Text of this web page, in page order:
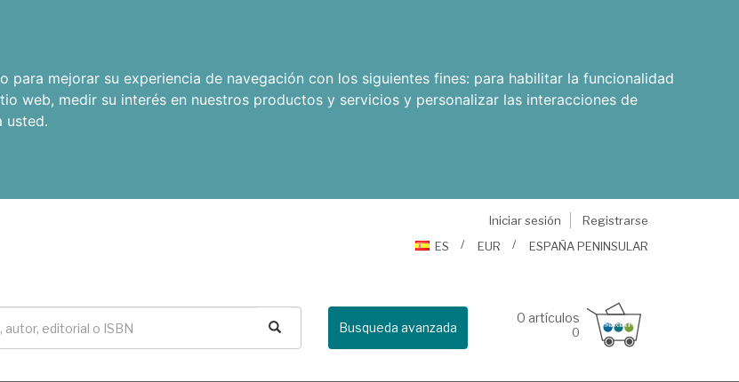
mejorar su experiencia de navegación con los siguientes fines: para habilitar la funcionalidad
web, medir su interés en nuestros productos y servicios y personalizar las interacciones de
usted.
Iniciar sesión
Registrarse
ES
EUR ESPAÑA PENINSULAR
Busqueda avanzada
0 artículos
0